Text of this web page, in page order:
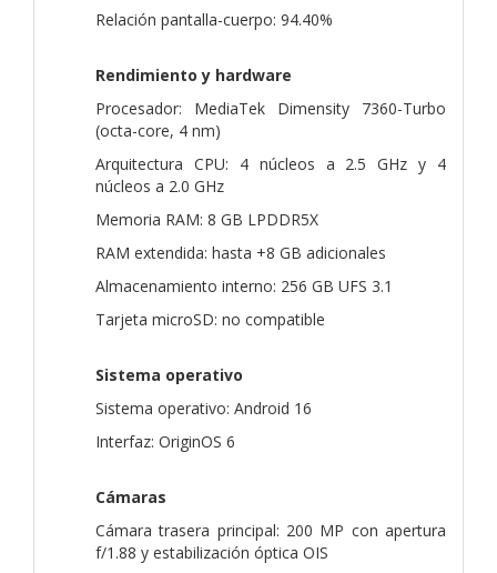
Relación pantalla-cuerpo: 94.40%
Rendimiento y hardware
Procesador: MediaTek Dimensity 7360-Turbo
(octa-core, 4 nm)
Arquitectura CPU: 4 núcleos a 2.5 GHz y 4
núcleos a 2.0 GHz
Memoria RAM: 8 GB LPDDR5X
RAM extendida: hasta +8 GB adicionales
Almacenamiento interno: 256 GB UFS 3.1
Tarjeta microSD: no compatible
Sistema operativo
Sistema operativo: Android 16
Interfaz: OriginOS 6
Cámaras
Cámara trasera principal: 200 MP con apertura
f/1.88 y estabilización óptica OIS